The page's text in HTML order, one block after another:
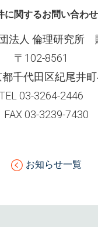
関するお問い合わ
法人 倫理研究所
〒102-8561
千代田区紀尾井
03-3264-2446
FAX 03-3239-7430
お知らせ一覧